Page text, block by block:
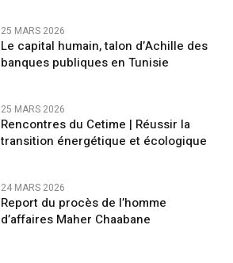
25 MARS 2026
Le capital humain, talon d’Achille des
banques publiques en Tunisie
25 MARS 2026
Rencontres du Cetime | Réussir la
transition énergétique et écologique
24 MARS 2026
Report du procès de l’homme
d’affaires Maher Chaabane